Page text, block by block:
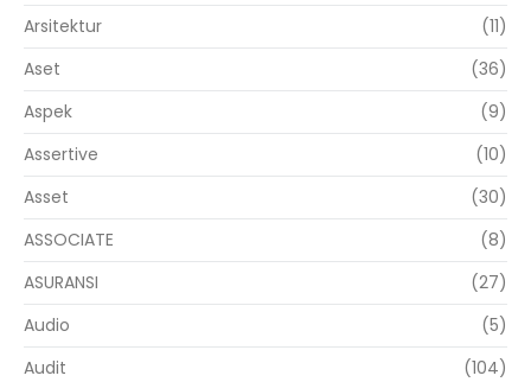
Arsitektur
(11)
Aset
(36)
Aspek
(9)
Assertive
(10)
Asset
(30)
ASSOCIATE
(8)
ASURANSI
(27)
Audio
(5)
Audit
(104)